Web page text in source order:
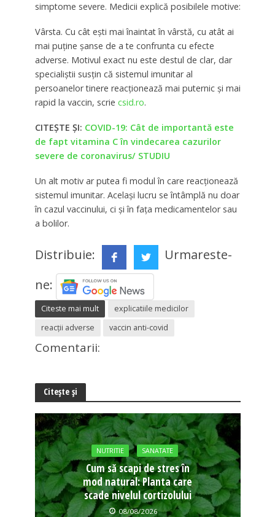
simptome severe. Medicii explică posibilele motive:
Vârsta. Cu cât ești mai înaintat în vârstă, cu atât ai
mai puține șanse de a te confrunta cu efecte
adverse. Motivul exact nu este destul de clar, dar
specialiștii susțin că sistemul imunitar al
persoanelor tinere reacționează mai puternic și mai
rapid la vaccin, scrie csid.ro.
CITEȘTE ȘI: COVID-19: Cât de importantă este
de fapt vitamina C în vindecarea cazurilor
severe de coronavirus/ STUDIU
Un alt motiv ar putea fi modul în care reacționează
sistemul imunitar. Același lucru se întâmplă nu doar
în cazul vaccinului, ci și în fața medicamentelor sau
a bolilor.
Distribuie:
Urmareste-
ne:
Citeste mai mult
explicatiile medicilor
reacţii adverse
vaccin anti-covid
Comentarii:
Citește și
NUTRITIE SANATATE
Cum să scapi de stres în
mod natural: Planta care
scade nivelul cortizolului
08/08/2026